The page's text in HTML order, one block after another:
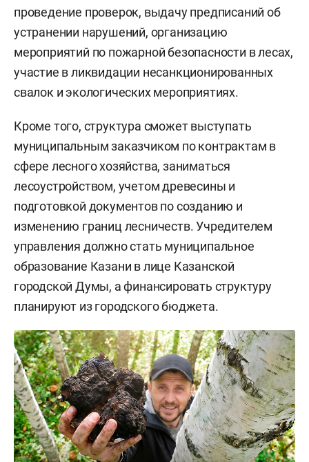
проведение проверок, выдачу предписаний об
устранении нарушений, организацию
мероприятий по пожарной безопасности в лесах,
участие в ликвидации несанкционированных
свалок и экологических мероприятиях.
Кроме того, структура сможет выступать
муниципальным заказчиком по контрактам в
сфере лесного хозяйства, заниматься
лесоустройством, учетом древесины и
подготовкой документов по созданию и
изменению границ лесничеств. Учредителем
управления должно стать муниципальное
образование Казани в лице Казанской
городской Думы, а финансировать структуру
планируют из городского бюджета.